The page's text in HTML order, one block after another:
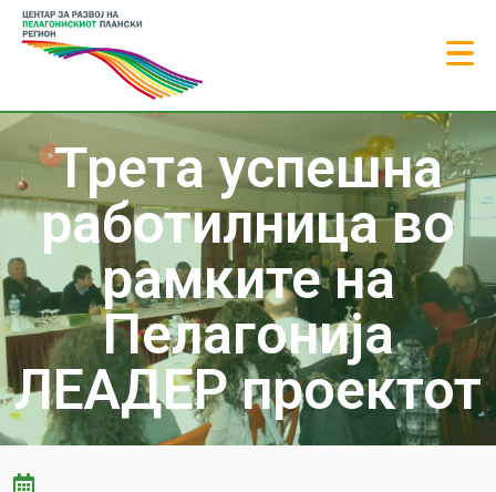
Трета успешна
работилница во
рамките на
Пелагонија
ЛЕАДЕР проектот